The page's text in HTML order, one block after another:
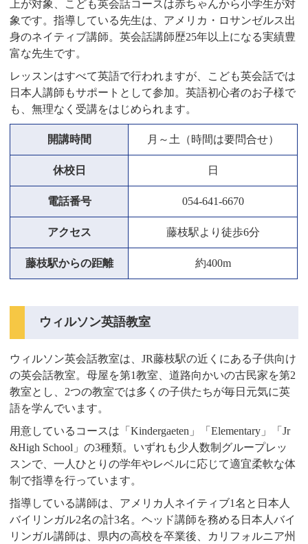
上が対象、こども英会話コースは赤ちゃんから小学生が対
象です。指導している先生は、アメリカ・ロサンゼルス出
身のネイティブ講師。英会話講師歴25年以上になる実績豊
富な先生です。
レッスンはすべて英語で行われますが、こども英会話では
日本人講師もサポートとして参加。英語初心者のお子様で
も、無理なく受講をはじめられます。
開講時間 月～土（時間は要問合せ）
休校日 日
電話番号 054-641-6670
アクセス 藤枝駅より徒歩6分
藤枝駅からの距離 約400m
ウィルソン英語教室
ウィルソン英会話教室は、JR藤枝駅の近くにある子供向け
の英会話教室。母屋を第1教室、道路向かいの古民家を第2
教室とし、2つの教室では多くの子供たちが毎日元気に英
語を学んでいます。
用意しているコースは「Kindergaeten」「Elementary」「Jr
&High School」の3種類。いずれも少人数制グループレッ
スンで、一人ひとりの学年やレベルに応じて適宜柔軟な体
制で指導を行っています。
指導している講師は、アメリカ人ネイティブ1名と日本人
バイリンガル2名の計3名。ヘッド講師を務める日本人バイ
リンガル講師は、県内の高校を卒業後、カリフォルニア州